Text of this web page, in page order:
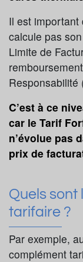
Il est important
calcule pas
Limite de
Responsabilité
C’est à ce
car le Tarif
n’évolue pas
prix de
Quels
tarifaire ?
Par exemple,
complément